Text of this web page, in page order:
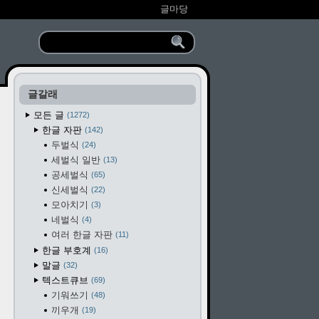
글마당
글갈래
모든 글
1272
한글 자판 142
두벌식 24
세벌식 일반 13
공세벌식 65
신세벌식 22
모아치기 3
네벌식 4
여러 한글 자판 11
한글 부호계 16
말글 32
텍스트큐브 69
기워쓰기 48
끼우개 19